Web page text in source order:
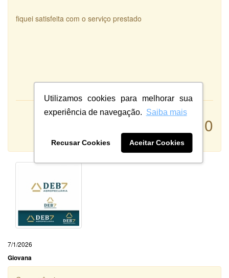
Utilizamos cookies para melhorar sua
experiência de navegação. Saiba mais
Recusar Cookies Aceitar Cookies
fiquei satisfeita com o serviço prestado
10
Atendimento:
7/1/2026
Giovana